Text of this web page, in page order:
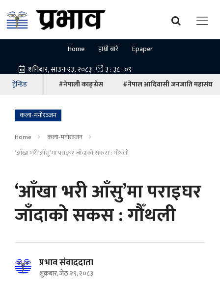
Home हाम्रो बारे Epaper
ट्रेन्डिङ #नेपाली काङ्ग्रेस #नेपाल आदिवासी जनजाति महासंघ
कला-मनोरञ्‍जन
Home
कला-मनोरञ्‍जन
‘आँखा भरी आँसु’मा पराइघर जाँदाको सकस : गौँथली
‘आँखा भरी आँसु’मा पराइघर
जाँदाको सकस : गौँथली
प्रभाव संवाददाता
शुक्रबार, जेठ २९, २०८३